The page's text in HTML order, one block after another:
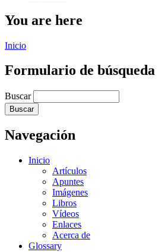
You are here
Inicio
Formulario de búsqueda
Buscar
Navegación
Inicio
Artículos
Apuntes
Imágenes
Libros
Vídeos
Enlaces
Acerca de
Glossary